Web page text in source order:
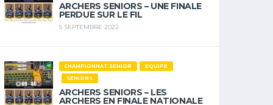
ARCHERS SENIORS – UNE FINALE
PERDUE SUR LE FIL
5 SEPTEMBRE 2022
CHAMPIONNAT SENIOR
EQUIPE
SENIORS
ARCHERS SENIORS – LES
ARCHERS EN FINALE NATIONALE